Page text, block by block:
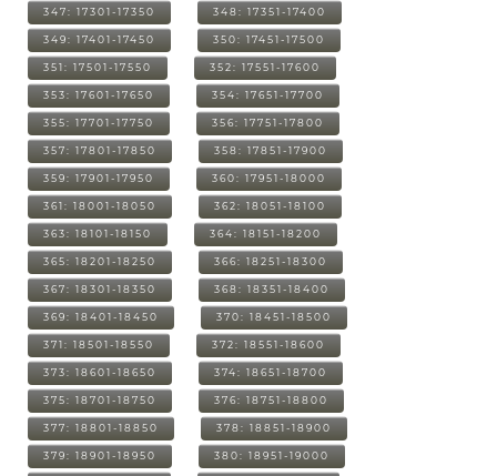
347: 17301-17350 348: 17351-17400
349: 17401-17450 350: 17451-17500
351: 17501-17550 352: 17551-17600
353: 17601-17650 354: 17651-17700
355: 17701-17750 356: 17751-17800
357: 17801-17850 358: 17851-17900
359: 17901-17950 360: 17951-18000
361: 18001-18050 362: 18051-18100
363: 18101-18150 364: 18151-18200
365: 18201-18250 366: 18251-18300
367: 18301-18350 368: 18351-18400
369: 18401-18450 370: 18451-18500
371: 18501-18550 372: 18551-18600
373: 18601-18650 374: 18651-18700
375: 18701-18750 376: 18751-18800
377: 18801-18850 378: 18851-18900
379: 18901-18950 380: 18951-19000